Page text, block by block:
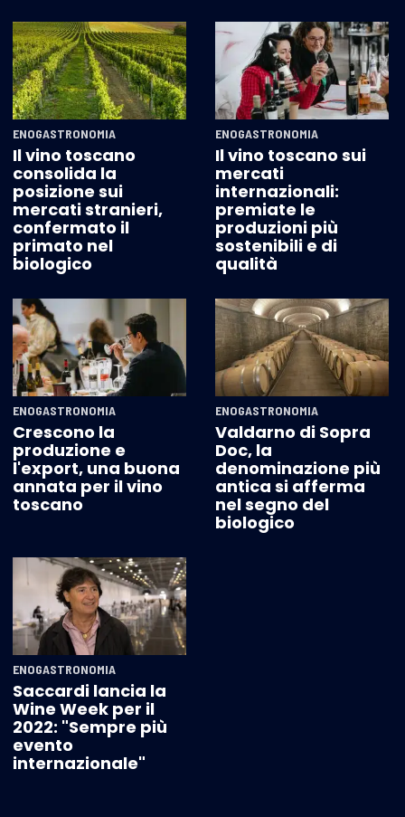
ENOGASTRONOMIA
Il vino toscano
consolida la
posizione sui
mercati stranieri,
confermato il
primato nel
biologico
ENOGASTRONOMIA
Il vino toscano sui
mercati
internazionali:
premiate le
produzioni più
sostenibili e di
qualità
ENOGASTRONOMIA
Crescono la
produzione e
l'export, una buona
annata per il vino
toscano
ENOGASTRONOMIA
Valdarno di Sopra
Doc, la
denominazione più
antica si afferma
nel segno del
biologico
ENOGASTRONOMIA
Saccardi lancia la
Wine Week per il
2022: "Sempre più
evento
internazionale"